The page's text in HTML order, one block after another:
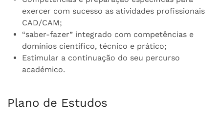
exercer com sucesso as atividades profissionais
CAD/CAM;
“saber-fazer” integrado com competências e
domínios científico, técnico e prático;
Estimular a continuação do seu percurso
académico.
Plano de Estudos